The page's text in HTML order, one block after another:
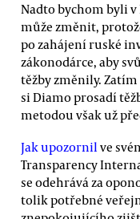
Nadto bychom byli v
může změnit,
po zahájení ruské
zákonodárce, aby
těžby změnily. Zatím
si Diamo prosadí
metodou však už
Jak upozornil ve
Transparency
se odehrává za
tolik potřebné